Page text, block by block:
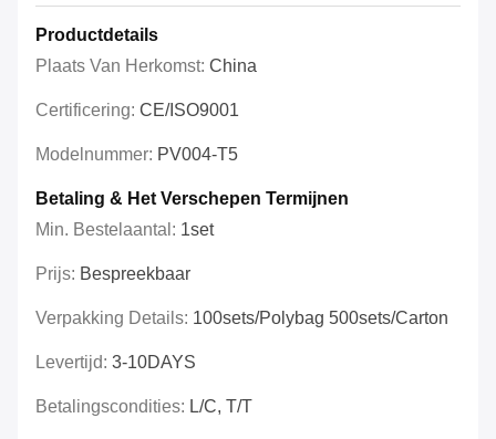
Productdetails
Plaats Van Herkomst: China
Certificering: CE/ISO9001
Modelnummer: PV004-T5
Betaling & Het Verschepen Termijnen
Min. Bestelaantal: 1set
Prijs: Bespreekbaar
Verpakking Details: 100sets/polybag 500sets/carton
Levertijd: 3-10DAYS
Betalingscondities: L/C, T/T